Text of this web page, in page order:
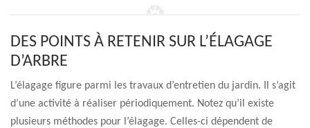
DES POINTS À RETENIR SUR L’ÉLAGAGE
D’ARBRE
L’élagage figure parmi les travaux d’entretien du jardin. Il s’agit
d’une activité à réaliser périodiquement. Notez qu’il existe
plusieurs méthodes pour l’élagage. Celles-ci dépendent de